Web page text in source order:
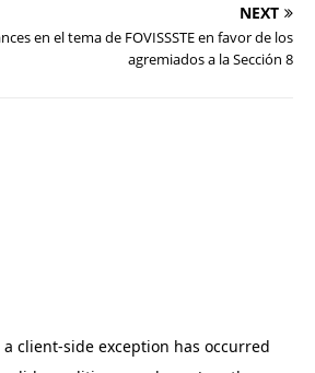
NEXT
en el tema de FOVISSSTE en favor de los
agremiados a la Sección 8